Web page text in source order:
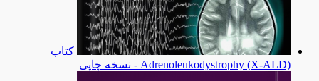
کتاب
Adrenoleukodystrophy (X-ALD) - نسخه چاپی